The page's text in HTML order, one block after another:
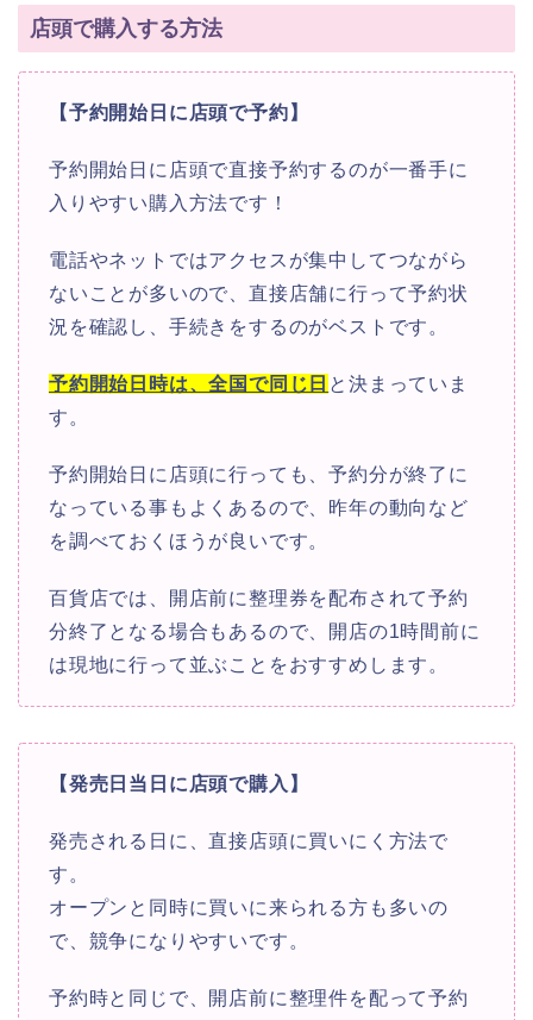
店頭で購入する方法
【予約開始日に店頭で予約】
予約開始日に店頭で直接予約するのが一番手に
入りやすい購入方法です！
電話やネットではアクセスが集中してつながら
ないことが多いので、直接店舗に行って予約状
況を確認し、手続きをするのがベストです。
予約開始日時は、全国で同じ日 と決まっていま
す。
予約開始日に店頭に行っても、予約分が終了に
なっている事もよくあるので、昨年の動向など
を調べておくほうが良いです。
百貨店では、開店前に整理券を配布されて予約
分終了となる場合もあるので、開店の1時間前に
は現地に行って並ぶことをおすすめします。
【発売日当日に店頭で購入】
発売される日に、直接店頭に買いにく方法で
す。
オープンと同時に買いに来られる方も多いの
で、競争になりやすいです。
予約時と同じで、開店前に整理件を配って予約